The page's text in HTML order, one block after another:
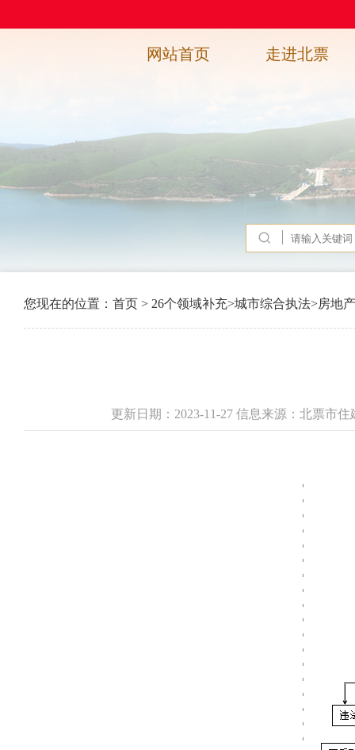
网站首页 走进北票
您现在的位置： 首页 > 26个领域补充>城市综合执法>房地
更新日期：2023-11-27 信息来源：北票市